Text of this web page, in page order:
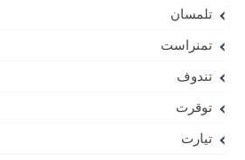
تلمسان
تمنراست
تندوف
توقرت
تيارت